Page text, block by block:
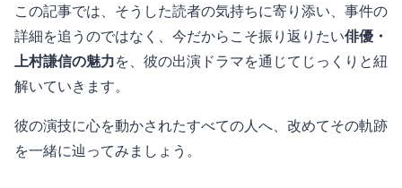
この記事では、そうした読者の気持ちに寄り添い、事件の
詳細を追うのではなく、今だからこそ振り返りたい俳優・
上村謙信の魅力を、彼の出演ドラマを通じてじっくりと紐
解いていきます。
彼の演技に心を動かされたすべての人へ、改めてその軌跡
を一緒に辿ってみましょう。